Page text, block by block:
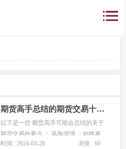
期货高手总结的期货交易十个要点
以下是一些 期货高手可能会总结的关于
期货交易的要点 ： 风险管理 ：始终将
风险控制放在首位。合理设置止损和仓
时间 : 2024-03-28 浏览 : 60